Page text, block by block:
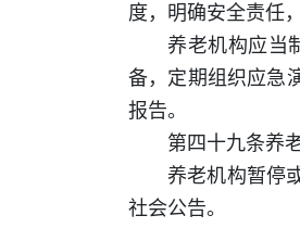
度，明确安全责任
养老机构应当
备，定期组织应急
报告。
第四十九条养
养老机构暂停
社会公告。